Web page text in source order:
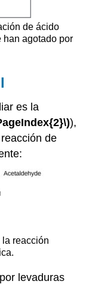
de ácido
han agotado por
es la
),
de
la reacción
levaduras